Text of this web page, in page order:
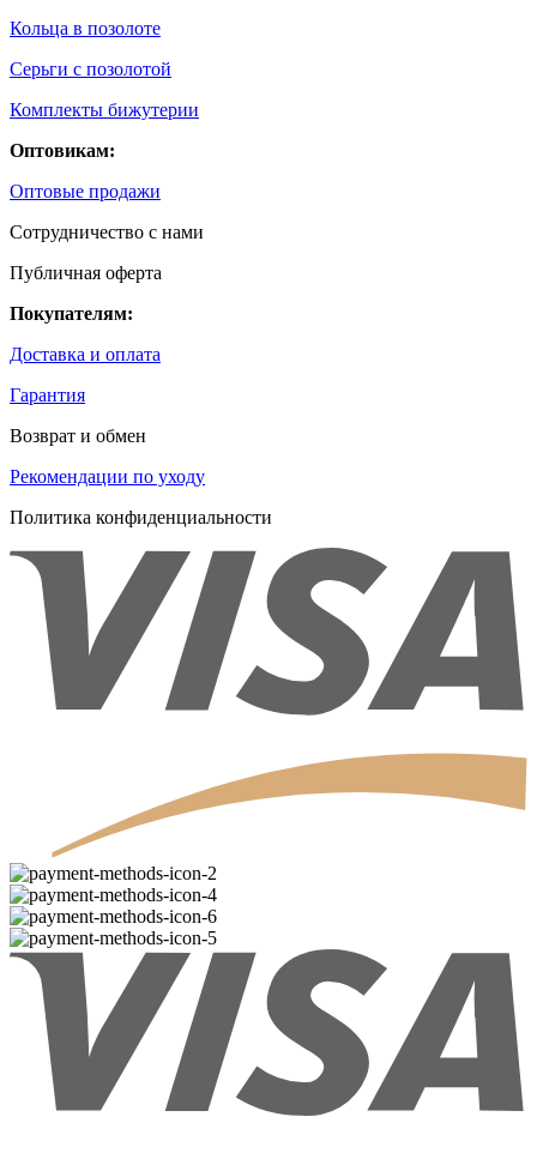
Кольца в позолоте
Серьги с позолотой
Комплекты бижутерии
Оптовикам:
Оптовые продажи
Сотрудничество с нами
Публичная оферта
Покупателям:
Доставка и оплата
Гарантия
Возврат и обмен
Рекомендации по уходу
Политика конфиденциальности